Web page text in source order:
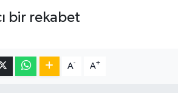
bir rekabet
A- A+